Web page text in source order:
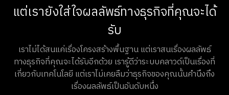
แต่เรายังใส่ใจผลลัพธ์ทางธุรกิจที่คุณจะได้
รับ
เราไม่ได้สนแค่เรื่องโครงสร้างพื้นฐาน แต่เราสนเรื่องผลลัพธ์
ทางธุรกิจที่คุณจะได้รับอีกด้วย เรารู้ดีว่าระบบคลาวด์เป็นเรื่องที่
เกี่ยวกับเทคโนโลยี แต่เราไม่เคยลืมว่าธุรกิจของคุณนั้นคำนึงถึง
เรื่องผลลัพธ์เป็นอันดับหนึ่ง